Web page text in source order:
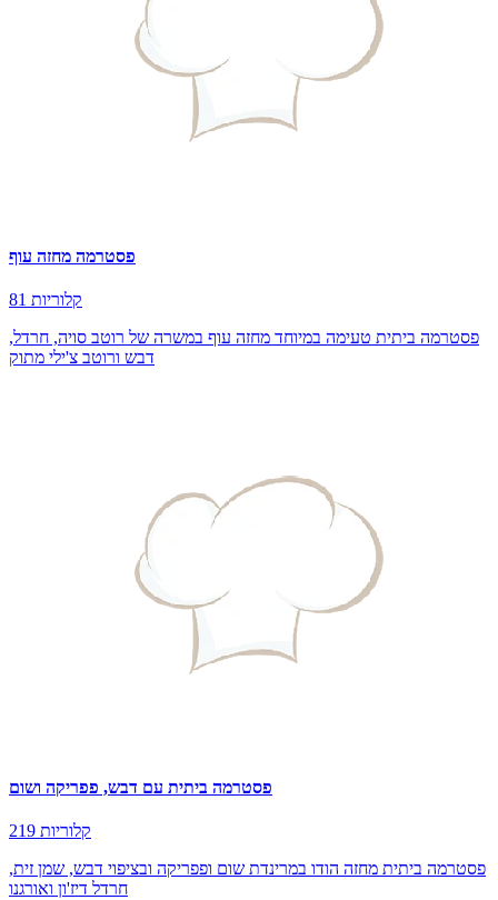
פסטרמה מחזה עוף
81 קלוריות
פסטרמה ביתית טעימה במיוחד מחזה עוף במשרה של רוטב סויה, חרדל,
דבש ורוטב צ'ילי מתוק
פסטרמה ביתית עם דבש, פפריקה ושום
219 קלוריות
פסטרמה ביתית מחזה הודו במרינדת שום ופפריקה ובציפוי דבש, שמן זית,
חרדל דיז'ון ואורגנו